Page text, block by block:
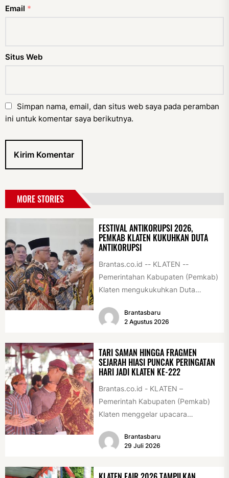
Email *
Situs Web
Simpan nama, email, dan situs web saya pada peramban
ini untuk komentar saya berikutnya.
MORE STORIES
FESTIVAL ANTIKORUPSI 2026,
PEMKAB KLATEN KUKUHKAN DUTA
ANTIKORUPSI
Brantas.co.id -- KLATEN --
Pemerintahan Kabupaten (Pemkab)
Klaten mengukukuhkan Duta
pelajar dan pemuda. Pengukuhan
tersebut digelar...
Brantasbaru
2 Agustus 2026
TARI SAMAN HINGGA FRAGMEN
SEJARAH HIASI PUNCAK PERINGATAN
HARI JADI KLATEN KE-222
Brantas.co.id - KLATEN –
Pemerintah Kabupaten (Pemkab)
Klaten menggelar upacara
di Alun-alun Klaten, Selasa
Brantasbaru
29 Juli 2026